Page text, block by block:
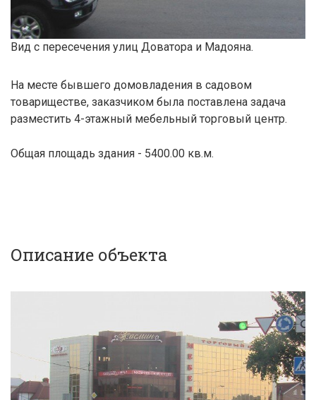
Вид с пересечения улиц Доватора и Мадояна.
На месте бывшего домовладения в садовом
товариществе, заказчиком была поставлена задача
разместить 4-этажный мебельный торговый центр.
Общая площадь здания - 5400.00 кв.м.
Описание объекта